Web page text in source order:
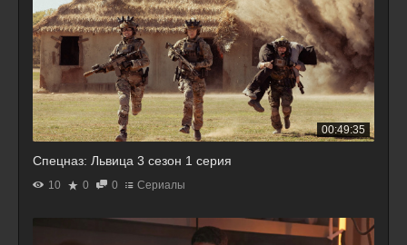
00:49:35
Спецназ: Львица 3 сезон 1 серия
10 0 0 Сериалы